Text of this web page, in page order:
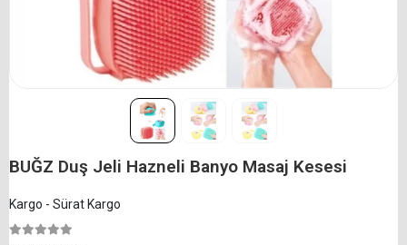
BUĞZ Duş Jeli Hazneli Banyo Masaj Kesesi
Kargo - Sürat Kargo